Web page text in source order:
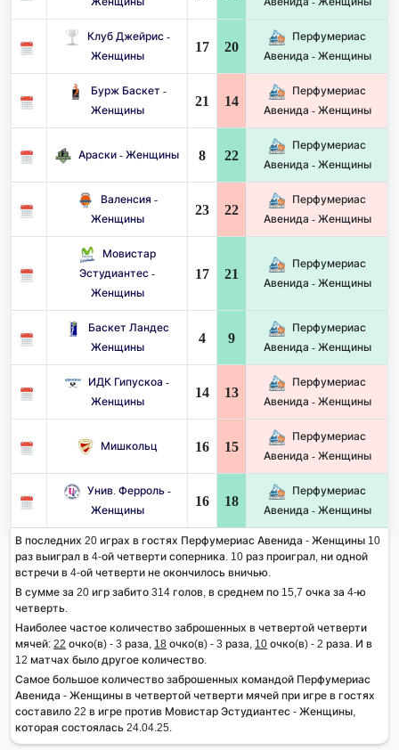
Клуб Джейрис -
Женщины
17 20
Перфумериас
Авенида - Женщины
Бурж Баскет -
Женщины
21 14
Перфумериас
Авенида - Женщины
Араски - Женщины 8 22
Перфумериас
Авенида - Женщины
Валенсия -
Женщины
23 22
Перфумериас
Авенида - Женщины
Мовистар
Эстудиантес -
Женщины
17 21
Перфумериас
Авенида - Женщины
Баскет Ландес
Женщины
4 9
Перфумериас
Авенида - Женщины
ИДК Гипускоа -
Женщины
14 13
Перфумериас
Авенида - Женщины
Мишкольц 16 15
Перфумериас
Авенида - Женщины
Унив. Ферроль -
Женщины
16 18
Перфумериас
Авенида - Женщины
В последних 20 играх в гостях Перфумериас Авенида - Женщины 10
раз выиграл в 4-ой четверти соперника. 10 раз проиграл, ни одной
встречи в 4-ой четверти не окончилось вничью.
В сумме за 20 игр забито 314 голов, в среднем по 15,7 очка за 4-ю
четверть.
Наиболее частое количество заброшенных в четвертой четверти
мячей: 22 очко(в) - 3 раза, 18 очко(в) - 3 раза, 10 очко(в) - 2 раза. И в
12 матчах было другое количество.
Самое большое количество заброшенных командой Перфумериас
Авенида - Женщины в четвертой четверти мячей при игре в гостях
составило 22 в игре против Мовистар Эстудиантес - Женщины,
которая состоялась 24.04.25.